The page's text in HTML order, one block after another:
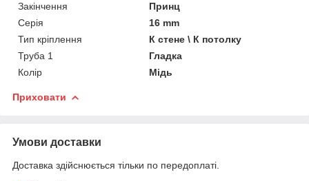
Закінчення
Принц
Серія
16 mm
Тип кріплення
К стене \ К потолку
Труба 1
Гладка
Колір
Мідь
Приховати
Умови доставки
Доставка здійснюється тільки по передоплаті.